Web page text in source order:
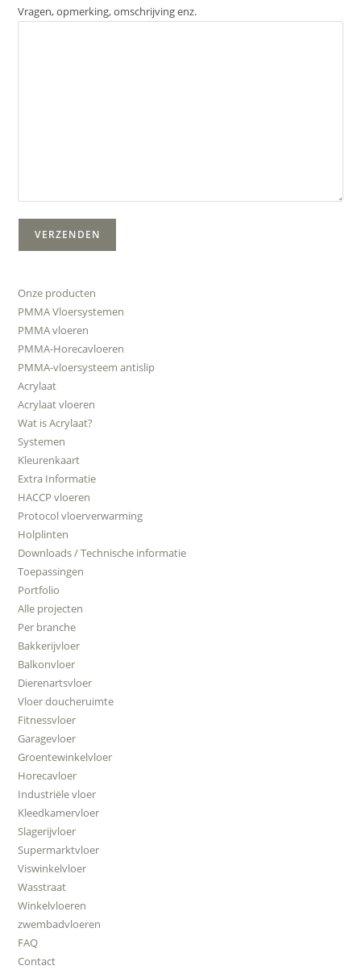
Vragen, opmerking, omschrijving enz.
Onze producten
PMMA Vloersystemen
PMMA vloeren
PMMA-Horecavloeren
PMMA-vloersysteem antislip
Acrylaat
Acrylaat vloeren
Wat is Acrylaat?
Systemen
Kleurenkaart
Extra Informatie
HACCP vloeren
Protocol vloerverwarming
Holplinten
Downloads / Technische informatie
Toepassingen
Portfolio
Alle projecten
Per branche
Bakkerijvloer
Balkonvloer
Dierenartsvloer
Vloer doucheruimte
Fitnessvloer
Garagevloer
Groentewinkelvloer
Horecavloer
Industriële vloer
Kleedkamervloer
Slagerijvloer
Supermarktvloer
Viswinkelvloer
Wasstraat
Winkelvloeren
zwembadvloeren
FAQ
Contact